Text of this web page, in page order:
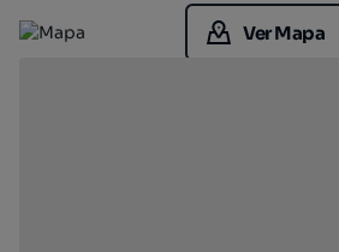
Ver Mapa